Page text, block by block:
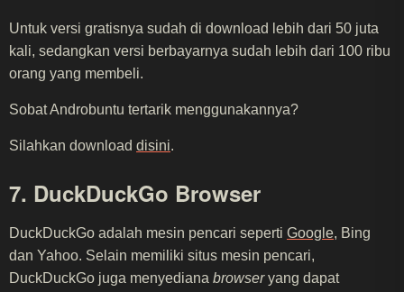
Untuk versi gratisnya sudah di download lebih dari 50 juta
kali, sedangkan versi berbayarnya sudah lebih dari 100 ribu
orang yang membeli.
Sobat Androbuntu tertarik menggunakannya?
Silahkan download disini.
7. DuckDuckGo Browser
DuckDuckGo adalah mesin pencari seperti Google, Bing
dan Yahoo. Selain memiliki situs mesin pencari,
DuckDuckGo juga menyediana browseryang dapat